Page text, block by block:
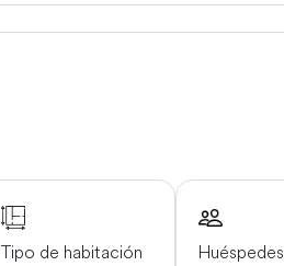
Tipo de habitación
Huéspedes